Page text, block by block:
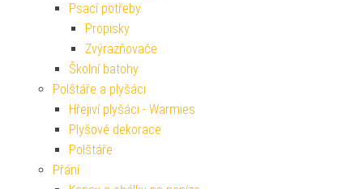
Psací potřeby
Propisky
Zvýrazňovače
Školní batohy
Polštáře a plyšáci
Hřejiví plyšáci - Warmies
Plyšové dekorace
Polštáře
Přání